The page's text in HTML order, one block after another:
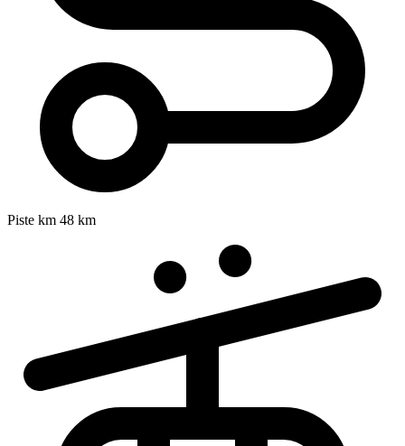
Piste km 48 km